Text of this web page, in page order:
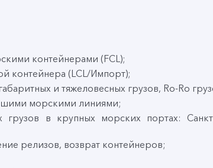
контейнерами (FCL);
контейнера (LCL/Импорт);
и тяжеловесных грузов, Ro-Ro
морскими линиями;
в крупных морских портах:
релизов, возврат контейнеров;